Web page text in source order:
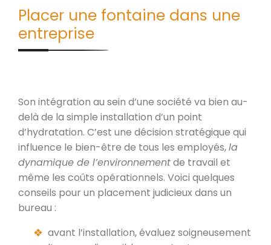
Placer une fontaine dans une
entreprise
Son intégration au sein d’une société va bien au-
delà de la simple installation d’un point
d’hydratation. C’est une décision stratégique qui
influence le bien-être de tous les employés,la
dynamique de l’environnementde travail et
même les coûts opérationnels. Voici quelques
conseils pour un placement judicieux dans un
bureau :
avant l’installation, évaluez soigneusement